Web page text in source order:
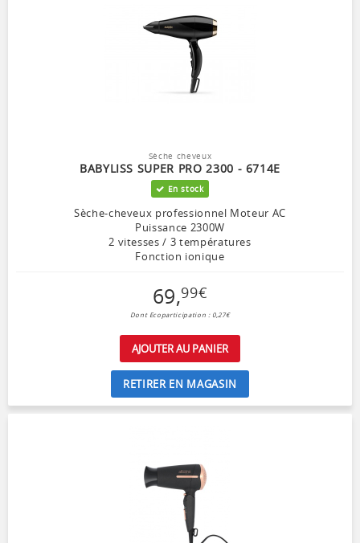
Sèche cheveux
BABYLISS SUPER PRO 2300 - 6714E
En stock
Sèche-cheveux professionnel Moteur AC
Puissance 2300W
2 vitesses / 3 températures
Fonction ionique
69,99€
Dont Ecoparticipation : 0,27€
AJOUTER AU PANIER
RETIRER EN MAGASIN